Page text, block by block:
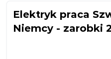
Elektryk praca
Niemcy - zarobki